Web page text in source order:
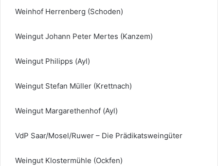
Weinhof Herrenberg (Schoden)
Weingut Johann Peter Mertes (Kanzem)
Weingut Philipps (Ayl)
Weingut Stefan Müller (Krettnach)
Weingut Margarethenhof (Ayl)
VdP Saar/Mosel/Ruwer – Die Prädikatsweingüter
Weingut Klostermühle (Ockfen)